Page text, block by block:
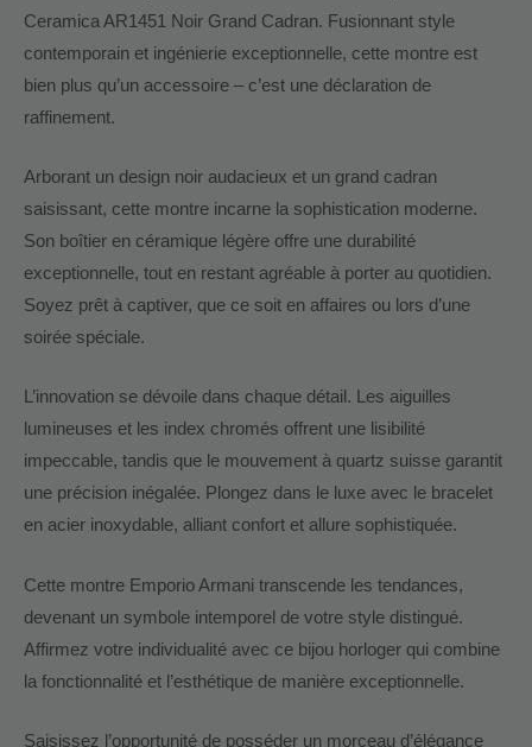
Ceramica AR1451 Noir Grand Cadran. Fusionnant style
contemporain et ingénierie exceptionnelle, cette montre est
bien plus qu’un accessoire – c’est une déclaration de
raffinement.
Arborant un design noir audacieux et un grand cadran
saisissant, cette montre incarne la sophistication moderne.
Son boîtier en céramique légère offre une durabilité
exceptionnelle, tout en restant agréable à porter au quotidien.
Soyez prêt à captiver, que ce soit en affaires ou lors d’une
soirée spéciale.
L’innovation se dévoile dans chaque détail. Les aiguilles
lumineuses et les index chromés offrent une lisibilité
impeccable, tandis que le mouvement à quartz suisse garantit
une précision inégalée. Plongez dans le luxe avec le bracelet
en acier inoxydable, alliant confort et allure sophistiquée.
Cette montre Emporio Armani transcende les tendances,
devenant un symbole intemporel de votre style distingué.
Affirmez votre individualité avec ce bijou horloger qui combine
la fonctionnalité et l’esthétique de manière exceptionnelle.
Saisissez l’opportunité de posséder un morceau d’élégance